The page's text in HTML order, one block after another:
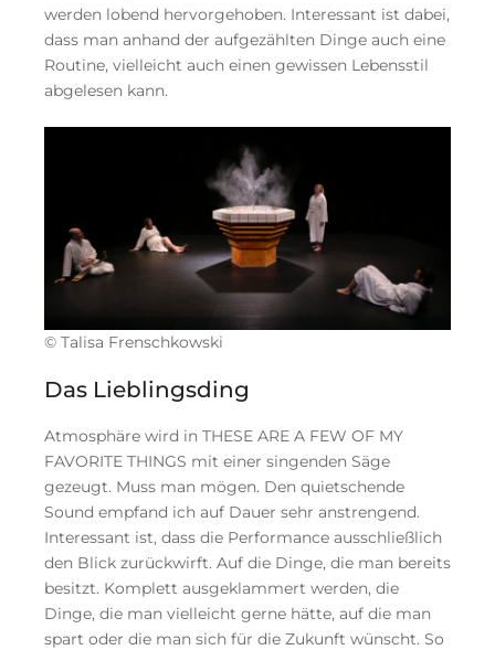
werden lobend hervorgehoben. Interessant ist dabei,
dass man anhand der aufgezählten Dinge auch eine
Routine, vielleicht auch einen gewissen Lebensstil
abgelesen kann.
© Talisa Frenschkowski
Das Lieblingsding
Atmosphäre wird in THESE ARE A FEW OF MY
FAVORITE THINGS mit einer singenden Säge
gezeugt. Muss man mögen. Den quietschende
Sound empfand ich auf Dauer sehr anstrengend.
Interessant ist, dass die Performance ausschließlich
den Blick zurückwirft. Auf die Dinge, die man bereits
besitzt. Komplett ausgeklammert werden, die
Dinge, die man vielleicht gerne hätte, auf die man
spart oder die man sich für die Zukunft wünscht. So